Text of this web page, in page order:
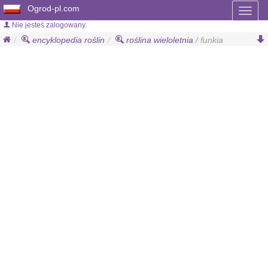
Ogrod-pl.com
Nie jesteś zalogowany.
encyklopedia roślin roślina wieloletnia / funkia